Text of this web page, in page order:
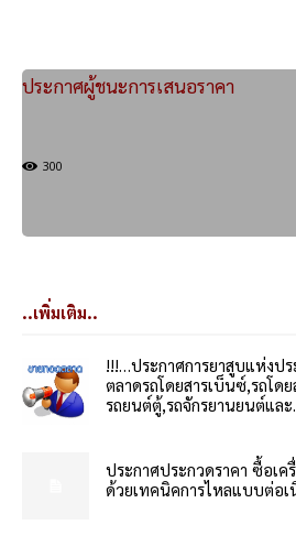
ประกาศผู้ชนะการเสนอราคา
300
..เพิ่มเติม..
!!!…ประกาศการยาสูบแห่งป
ตลาดรถโดยสารเบ็นซ์,รถโด
รถยนต์ตู้,รถจักรยานยนต์และ...
ประกาศประกวดราคา ซื้อเค
ด้วยเทคนิคการไหลแบบต่อเ